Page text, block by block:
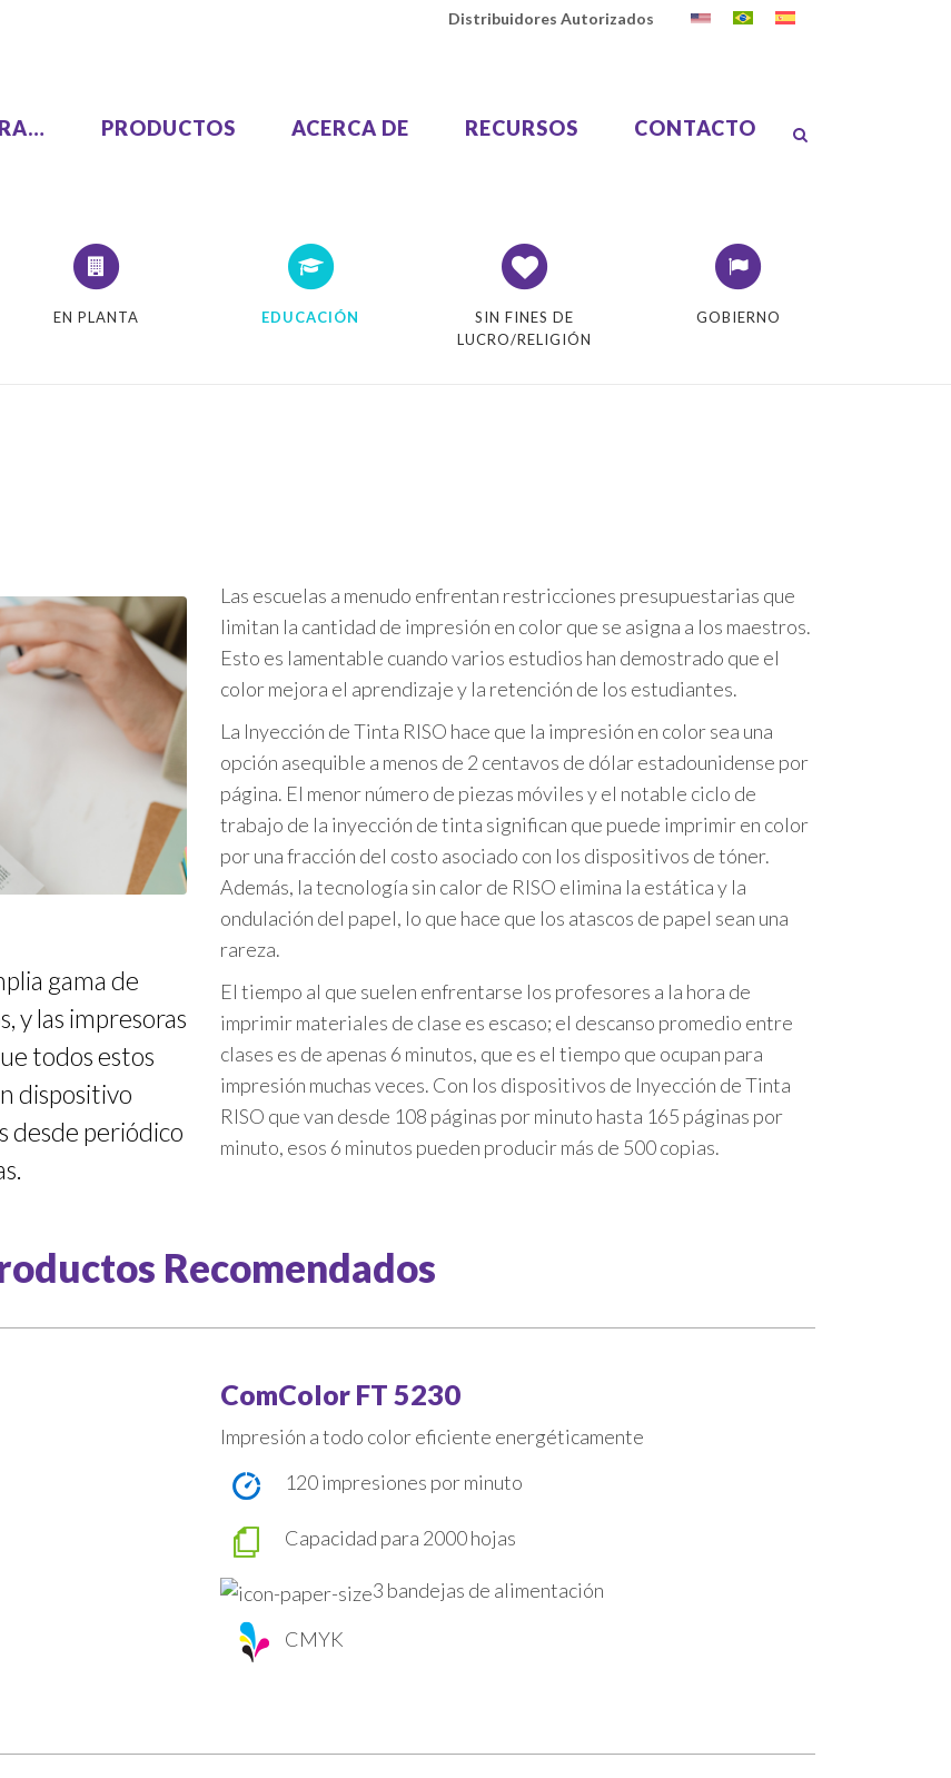
Distribuidores Autorizados
PRODUCTOS
FT5230
FT5231
FT5000
Uma Pasada, Dos Colores
MH9450
Alta Velocidad, Alto Volumen
SF5130 EII
Series CV
ACERCA DE RECURSOS CONTACTO
EN PLANTA EDUCACIÓN
SIN FINES DE
LUCRO/RELIGIÓN
GOBIERNO
gama de
y las impresoras
todos estos
dispositivo
desde periódico
Las escuelas a menudo enfrentan restricciones presupuestarias que
limitan la cantidad de impresión en color que se asigna a los maestros.
Esto es lamentable cuando varios estudios han demostrado que el
color mejora el aprendizaje y la retención de los estudiantes.
La Inyección de Tinta RISO hace que la impresión en color sea una
opción asequible a menos de 2 centavos de dólar estadounidense por
página. El menor número de piezas móviles y el notable ciclo de
trabajo de la inyección de tinta significan que puede imprimir en color
por una fracción del costo asociado con los dispositivos de tóner.
Además, la tecnología sin calor de RISO elimina la estática y la
ondulación del papel, lo que hace que los atascos de papel sean una
rareza.
El tiempo al que suelen enfrentarse los profesores a la hora de
imprimir materiales de clase es escaso; el descanso promedio entre
clases es de apenas 6 minutos, que es el tiempo que ocupan para
impresión muchas veces. Con los dispositivos de Inyección de Tinta
RISO que van desde 108 páginas por minuto hasta 165 páginas por
minuto, esos 6 minutos pueden producir más de 500 copias.
Recomendados
ComColor FT 5230
Impresión a todo color eficiente energéticamente
120 impresiones por minuto
Capacidad para 2000 hojas
3 bandejas de alimentación
CMYK